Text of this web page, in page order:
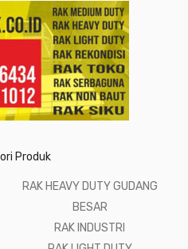
Produk
RAK HEAVY DUTY GUDANG
BESAR
RAK INDUSTRI